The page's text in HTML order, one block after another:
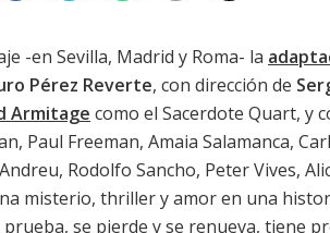
-en Sevilla, Madrid y Roma- la
Pérez Reverte, con dirección de
Armitage como el Sacerdote Quart, y
, Paul Freeman, Amaia Salamanca,
, Rodolfo Sancho, Peter Vives,
misterio, thriller y amor en una
prueba, se pierde y se renueva, tiene